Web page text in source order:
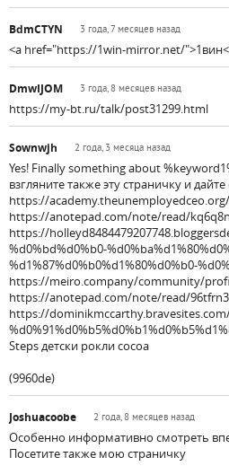
BdmCTYN 3 года, 7 месяцев назад
<a href="https://1win-mirror.net/
DmwIJOM 3 года, 8 месяцев назад
https://my-bt.ru/talk/post31299.html
Sownwjh 2 года, 3 месяца назад
Yes! Finally something about
взгляните также эту страничку и
https://
https://anotepad.com/note/read/
https://
%d0%bd%d0%b0-
%d1%87%d0%b0%d1%80%d0%b0-
https://meiro.company/community/
https://anotepad.com/note/read/
https://
Steps детски рокли cocoa
(9960de)
Joshuacoobe 2 года, 8 месяцев назад
Особенно информативно смотреть
Посетите также мою страничку